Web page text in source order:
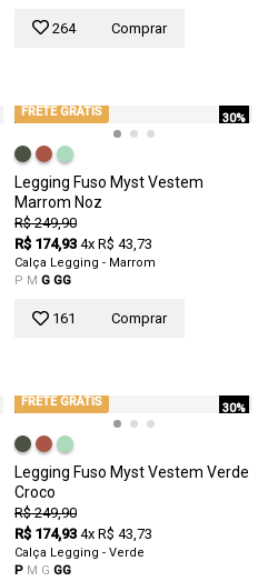
264 Comprar
30%
FRETE GRÁTIS
Legging Fuso Myst Vestem
Marrom Noz
R$ 249,90
R$ 174,93 4x R$ 43,73
Calça Legging - Marrom
P M G GG
161 Comprar
30%
FRETE GRÁTIS
Legging Fuso Myst Vestem Verde
Croco
R$ 249,90
R$ 174,93 4x R$ 43,73
Calça Legging - Verde
P M G GG